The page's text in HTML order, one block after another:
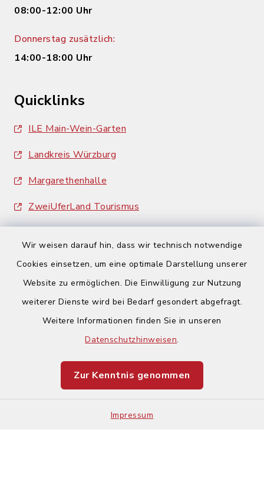
Wir weisen darauf hin, dass wir technisch notwendige
Cookies einsetzen, um eine optimale Darstellung unserer
Website zu ermöglichen. Die Einwilligung zur Nutzung
weiterer Dienste wird bei Bedarf gesondert abgefragt.
Weitere Informationen finden Sie in unseren
Datenschutzhinweisen.
Zur Kenntnis genommen
Impressum
08:00-12:00 Uhr
Donnerstag zusätzlich:
14:00-18:00 Uhr
Quicklinks
ILE Main-Wein-Garten
Landkreis Würzburg
Margarethenhalle
ZweiUferLand Tourismus
Barrierefreiheit
Impressum
Sitemap